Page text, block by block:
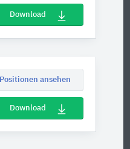
Download
Positionen ansehen
Download